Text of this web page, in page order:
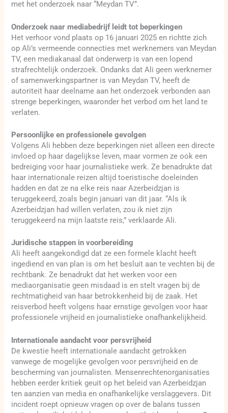
met het onderzoek naar “Meydan TV”.
Onderzoek naar mediabedrijf leidt tot beperkingen
Het verhoor vond plaats op 16 januari 2025 en richtte zich
op Ali’s vermeende connecties met werknemers van Meydan
TV, een mediakanaal dat onderwerp is van een lopend
strafrechtelijk onderzoek. Ondanks dat Ali geen werknemer
of samenwerkingspartner is van Meydan TV, heeft de
autoriteit haar deelname aan het onderzoek verbonden aan
strenge beperkingen, waaronder het verbod om het land te
verlaten.
Persoonlijke en professionele gevolgen
Volgens Ali hebben deze beperkingen niet alleen een directe
invloed op haar dagelijkse leven, maar vormen ze ook een
bedreiging voor haar journalistieke werk. Ze benadrukte dat
haar internationale reizen altijd toeristische doeleinden
hadden en dat ze na elke reis naar Azerbeidzjan is
teruggekeerd, zoals begin januari van dit jaar. “Als ik
Azerbeidzjan had willen verlaten, zou ik niet zijn
teruggekeerd na mijn laatste reis,” verklaarde Ali.
Juridische stappen in voorbereiding
Ali heeft aangekondigd dat ze een formele klacht heeft
ingediend en van plan is om het besluit aan te vechten bij de
rechtbank. Ze benadrukt dat het werken voor een
mediaorganisatie geen misdaad is en stelt vragen bij de
rechtmatigheid van haar betrokkenheid bij de zaak. Het
reisverbod heeft volgens haar ernstige gevolgen voor haar
professionele vrijheid en journalistieke onafhankelijkheid.
Internationale aandacht voor persvrijheid
De kwestie heeft internationale aandacht getrokken
vanwege de mogelijke gevolgen voor persvrijheid en de
bescherming van journalisten. Mensenrechtenorganisaties
hebben eerder kritiek geuit op het beleid van Azerbeidzjan
ten aanzien van media en onafhankelijke verslaggevers. Dit
incident roept opnieuw vragen op over de balans tussen